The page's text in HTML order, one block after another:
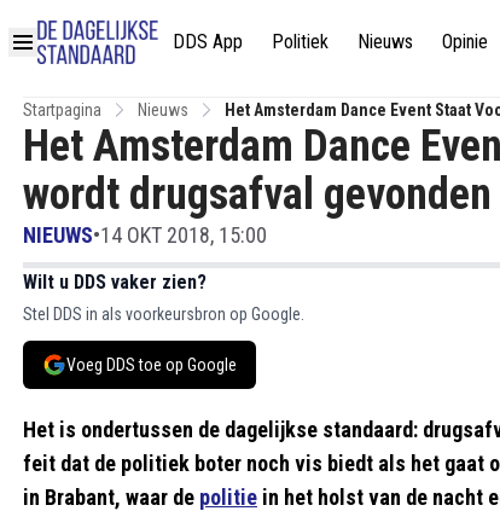
DDS App Politiek Nieuws Opinie
Startpagina Nieuws Het Amsterdam Dance Event Staat
Het Amsterdam Dance
wordt drugsafval gevonden
NIEUWS•14 OKT 2018, 15:00
Wilt u DDS vaker zien?
Stel DDS in als voorkeursbron op Google.
Voeg DDS toe op Google
Het is ondertussen de dagelijkse standaard:
feit dat de politiek boter noch vis biedt als het gaat
in Brabant, waar de politie in het holst van de nacht